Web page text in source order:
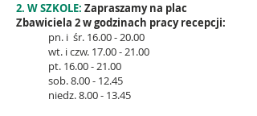
2. W SZKOLE: Zapraszamy na plac
Zbawiciela 2w godzinach pracy recepcji:
pn. i śr. 16.00 - 20.00
wt. i czw. 17.00 - 21.00
pt. 16.00 - 21.00
sob.8.00 - 12.45
niedz.8.00 - 13.45